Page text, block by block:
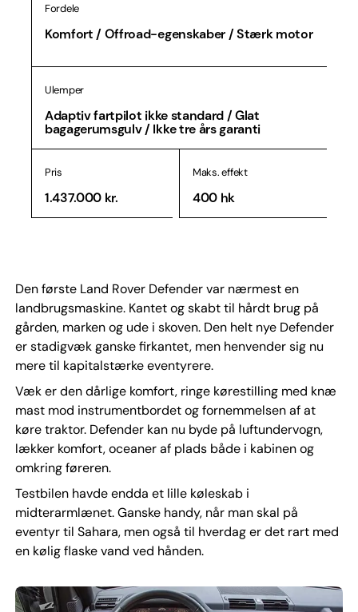
Fordele
Komfort / Offroad-egenskaber / Stærk motor
Ulemper
Adaptiv fartpilot ikke standard / Glat
bagagerumsgulv / Ikke tre års garanti
Pris
1.437.000 kr.
Maks. effekt
400 hk
Den første Land Rover Defender var nærmest en
landbrugsmaskine. Kantet og skabt til hårdt brug på
gården, marken og ude i skoven. Den helt nye Defender
er stadigvæk ganske firkantet, men henvender sig nu
mere til kapitalstærke eventyrere.
Væk er den dårlige komfort, ringe kørestilling med knæ
mast mod instrumentbordet og fornemmelsen af at
køre traktor. Defender kan nu byde på luftundervogn,
lækker komfort, oceaner af plads både i kabinen og
omkring føreren.
Testbilen havde endda et lille køleskab i
midterarmlænet. Ganske handy, når man skal på
eventyr til Sahara, men også til hverdag er det rart med
en kølig flaske vand ved hånden.